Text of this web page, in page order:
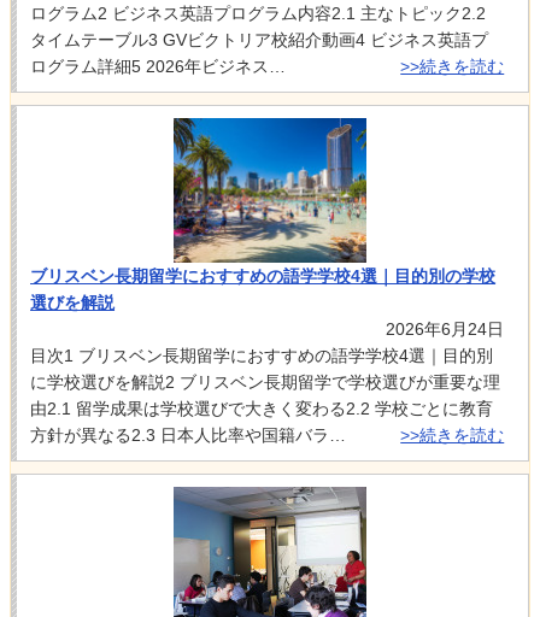
ログラム2 ビジネス英語プログラム内容2.1 主なトピック2.2
タイムテーブル3 GVビクトリア校紹介動画4 ビジネス英語プ
ログラム詳細5 2026年ビジネス…
>>続きを読む
ブリスベン長期留学におすすめの語学学校4選｜目的別の学校
選びを解説
2026年6月24日
目次1 ブリスベン長期留学におすすめの語学学校4選｜目的別
に学校選びを解説2 ブリスベン長期留学で学校選びが重要な理
由2.1 留学成果は学校選びで大きく変わる2.2 学校ごとに教育
方針が異なる2.3 日本人比率や国籍バラ…
>>続きを読む